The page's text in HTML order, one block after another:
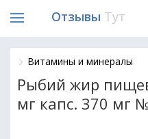
Отзывы Тут
Витамины и минералы
Рыбий жир
мг капс. 370 мг